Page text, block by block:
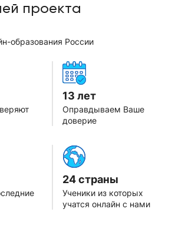
проекта
образования России
13 лет
Оправдываем Ваше
доверие
24 страны
Ученики из которых
учатся онлайн с нами